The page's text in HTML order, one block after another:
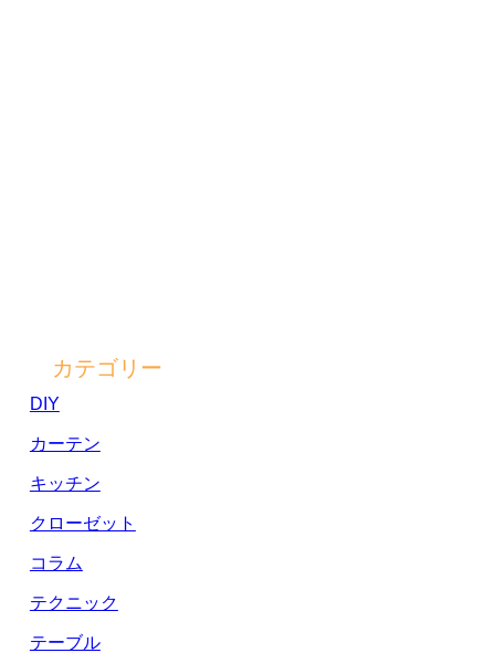
カテゴリー
DIY
カーテン
キッチン
クローゼット
コラム
テクニック
テーブル